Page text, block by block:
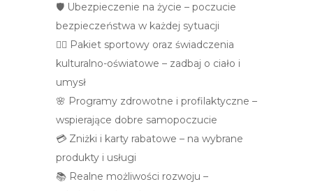
🛡️ Ubezpieczenie na życie – poczucie
bezpieczeństwa w każdej sytuacji
🏃‍♀️ Pakiet sportowy oraz świadczenia
kulturalno-oświatowe – zadbaj o ciało i
umysł
🌸 Programy zdrowotne i profilaktyczne –
wspierające dobre samopoczucie
💳 Zniżki i karty rabatowe – na wybrane
produkty i usługi
📚 Realne możliwości rozwoju –